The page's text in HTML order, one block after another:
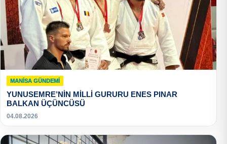
MANISA GÜNDEMI
YUNUSEMRE’NİN MİLLİ GURURU ENES PINAR
BALKAN ÜÇÜNCÜSÜ
04.08.2026